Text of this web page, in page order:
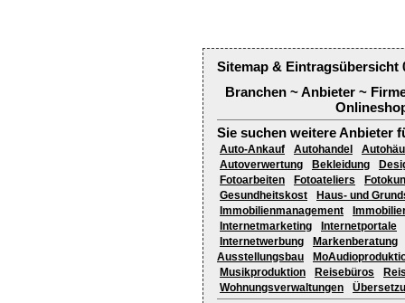
Sitemap & Eintragsübersicht
Branchen ~ Anbieter ~
Sie suchen weitere Anbieter
Auto-Ankauf Autohandel
Autoverwertung
Bekleidung
Fotoarbeiten
Fotoateliers
Gesundheitskost
Haus- und
Immobilienmanagement
Internetmarketing
Internetportale
Internetwerbung
Markenberatung
Ausstellungsbau
Musikproduktion
Reisebüros
Wohnungsverwaltungen